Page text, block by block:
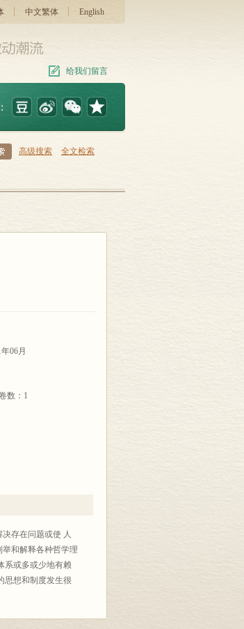
中文繁体 English
给我们留言
高级搜索 全文检索
06月
数：1
存在问题或使 人
和解释各种哲学理
系或多或少地有赖
思想和制度发生很